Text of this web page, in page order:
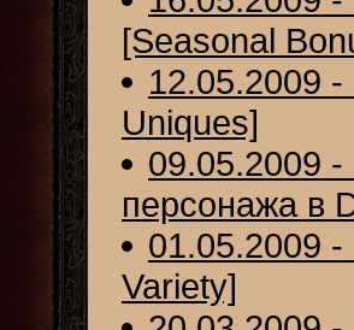
[Seasonal
12.05.2009
Uniques]
09.05.2009
персонажа в
01.05.2009
Variety]